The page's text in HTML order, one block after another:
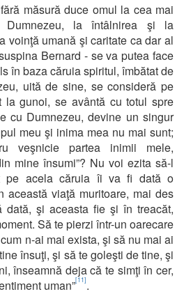
măsură duce omul la cea mai
Dumnezeu, la întâlnirea şi la
voinţă umană şi caritate ca dar al
Bernard - se va putea face
în baza căruia spiritul, îmbătat de
uită de sine, se consideră pe
gunoi, se avântă cu totul spre
cu Dumnezeu, devine un singur
meu şi inima mea nu mai sunt;
veşnicie partea inimii mele,
mine însumi”? Nu voi ezita să-l
pe acela căruia îi va fi dată o
această viaţă muritoare, mai des
şi aceasta fie şi în treacăt,
Să te pierzi într-un oarecare
n-ai mai exista, şi să nu mai ai
însuţi, şi să te goleşti de tine, şi
înseamnă deja că te simţi în cer,
uman”[11].